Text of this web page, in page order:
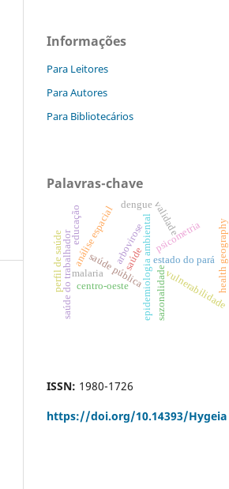
Informações
Para Leitores
Para Autores
Para Bibliotecários
Palavras-chave
sazonalidade
epidemiologia ambiental
saúde pública estado do pará
análise espacialarbovirose
centro-oeste
saúde do trabalhador psicometria
validade
vulnerabilidade
perfil de saúde malaria health geography
dengue
educação
saúde
ISSN: 1980-1726
https://doi.org/10.14393/Hygeia